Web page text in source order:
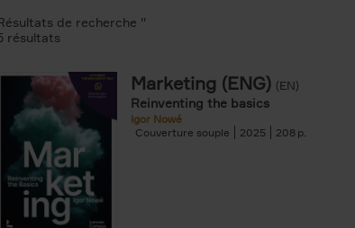
filter
filter
Belleghem filter
de recherche ''
résultats
Marketing (ENG) (EN)
Reinventing the basics
Igor Nowé
Couverture souple
2025 208